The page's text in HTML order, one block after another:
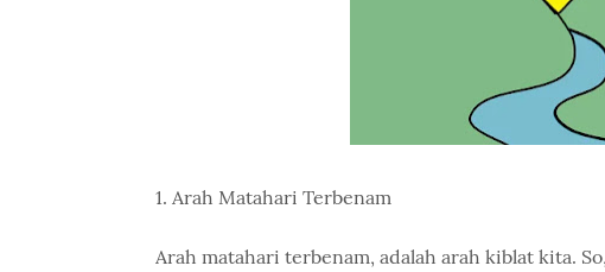
1. Arah Matahari Terbenam
Arah matahari terbenam, adalah arah kiblat kita.